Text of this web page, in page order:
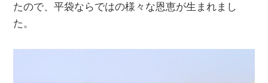
たので、平袋ならではの様々な恩恵が生まれまし
た。